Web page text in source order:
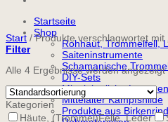
Startseite
Shop
Rohhaut, Trommelfell,
Saiteninstrumente
Schamanische
DIY-Sets
Mittelalterliche Laternen
Mittelalter Kampfshilde
Produkte aus
Start /Produkte verschlagwortet mit
Filter
Alle 4 Ergebnisse werden angezeigt
Kategorien
Häute, (Trommel)Felle, Leder